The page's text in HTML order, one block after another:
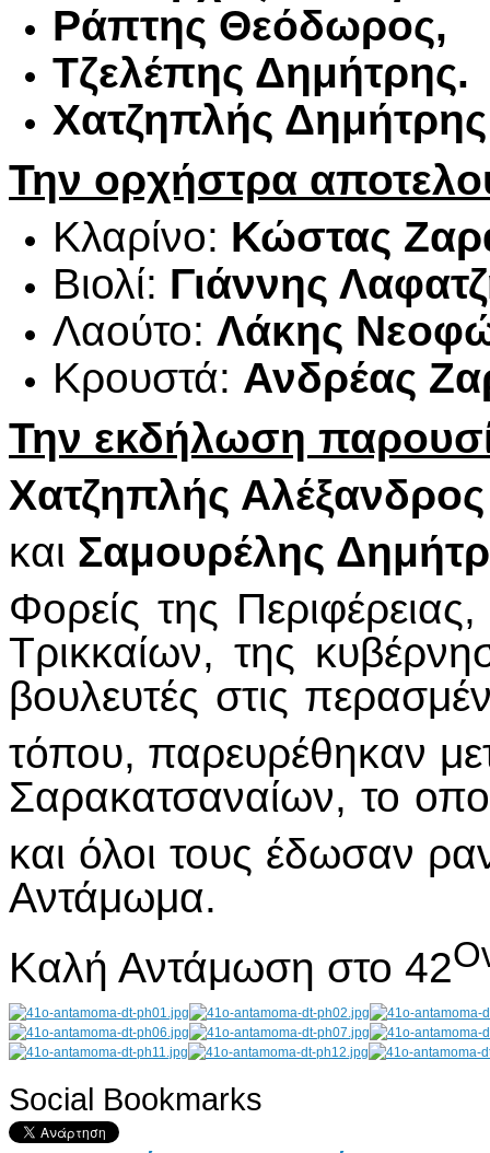
Ράπτης Θεόδωρος,
Τζελέπης Δημήτρης.
Χατζηπλής Δημήτρης
Την ορχήστρα
Κλαρίνο: Κώστας
Βιολί: Γιάννης
Λαούτο: Λάκης
Κρουστά: Ανδρέας
Την εκδήλωση
Χατζηπλής Αλέξανδρος
και Σαμουρέλης
Φορείς της
Τρικκαίων, της
βουλευτές στις
τόπου, παρευρέθηκαν
Σαρακατσαναίων, το
και όλοι τους έδωσαν
Αντάμωμα.
Καλή Αντάμωση στο 42
AdmirorGallery 4.5.0, author/s Vasiljevski& Kekeljevic
Social Bookmarks